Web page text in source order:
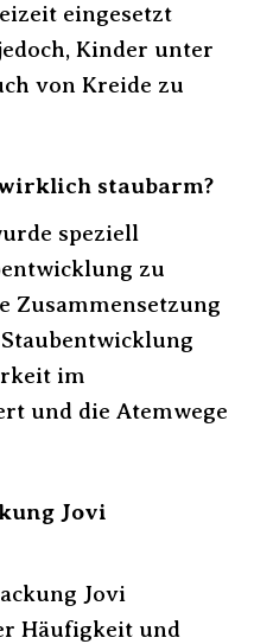
eingesetzt
Kinder unter
von Kreide zu
staubarm?
speziell
zu
Zusammensetzung
im
und die Atemwege
Jovi
Jovi
Häufigkeit und